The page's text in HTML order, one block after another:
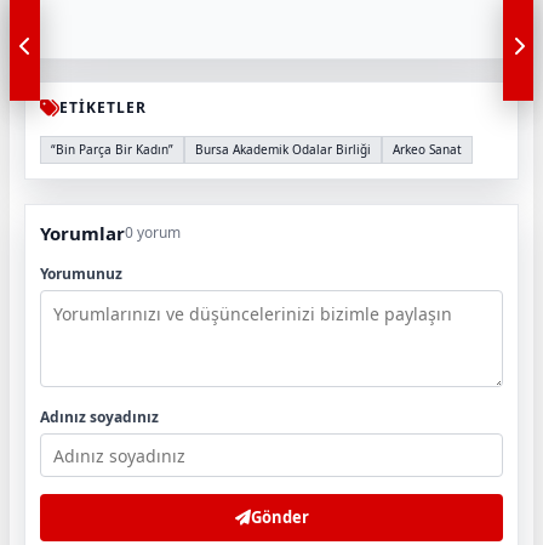
ETİKETLER
“Bin Parça Bir Kadın” Bursa Akademik Odalar Birliği Arkeo Sanat
Yorumlar0 yorum
Yorumunuz
Adınız soyadınız
Gönder